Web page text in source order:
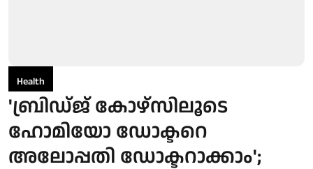
Health
'ബ്രിഡ്ജ് കോഴ്സിലൂടെ
ഹോമിയോ ഡോക്ടറെ
അലോപ്പതി ഡോക്ടറാക്കാം';